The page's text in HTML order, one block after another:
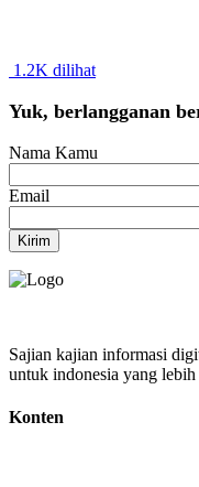
1.2K dilihat
Yuk, berlangganan
Nama Kamu
Email
Kirim
Sajian kajian informasi
untuk indonesia yang
Konten